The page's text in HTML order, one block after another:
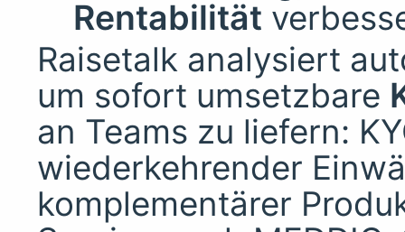
Rentabilität
Raisetalk analysiert
um sofort umsetzbare
an Teams zu liefern:
wiederkehrender
komplementärer